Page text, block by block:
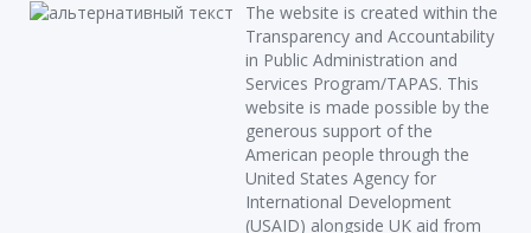
The website is created within the
Transparency and Accountability
in Public Administration and
Services Program/TAPAS. This
website is made possible by the
generous support of the
American people through the
United States Agency for
International Development
(USAID) alongside UK aid from